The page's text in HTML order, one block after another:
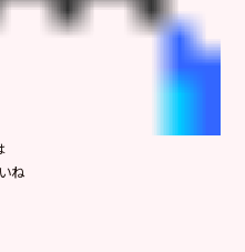
ね